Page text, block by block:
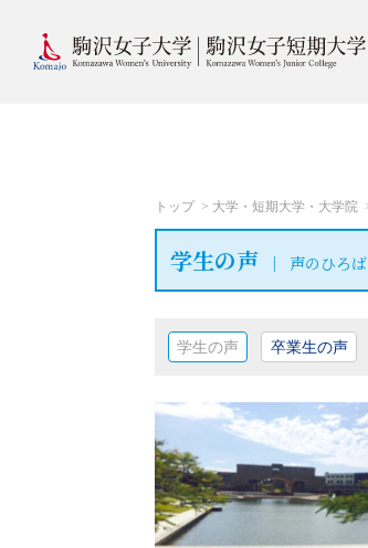
トップ 大学・短期大学・大学院
学生の声 声のひろば
学生の声 卒業生の声